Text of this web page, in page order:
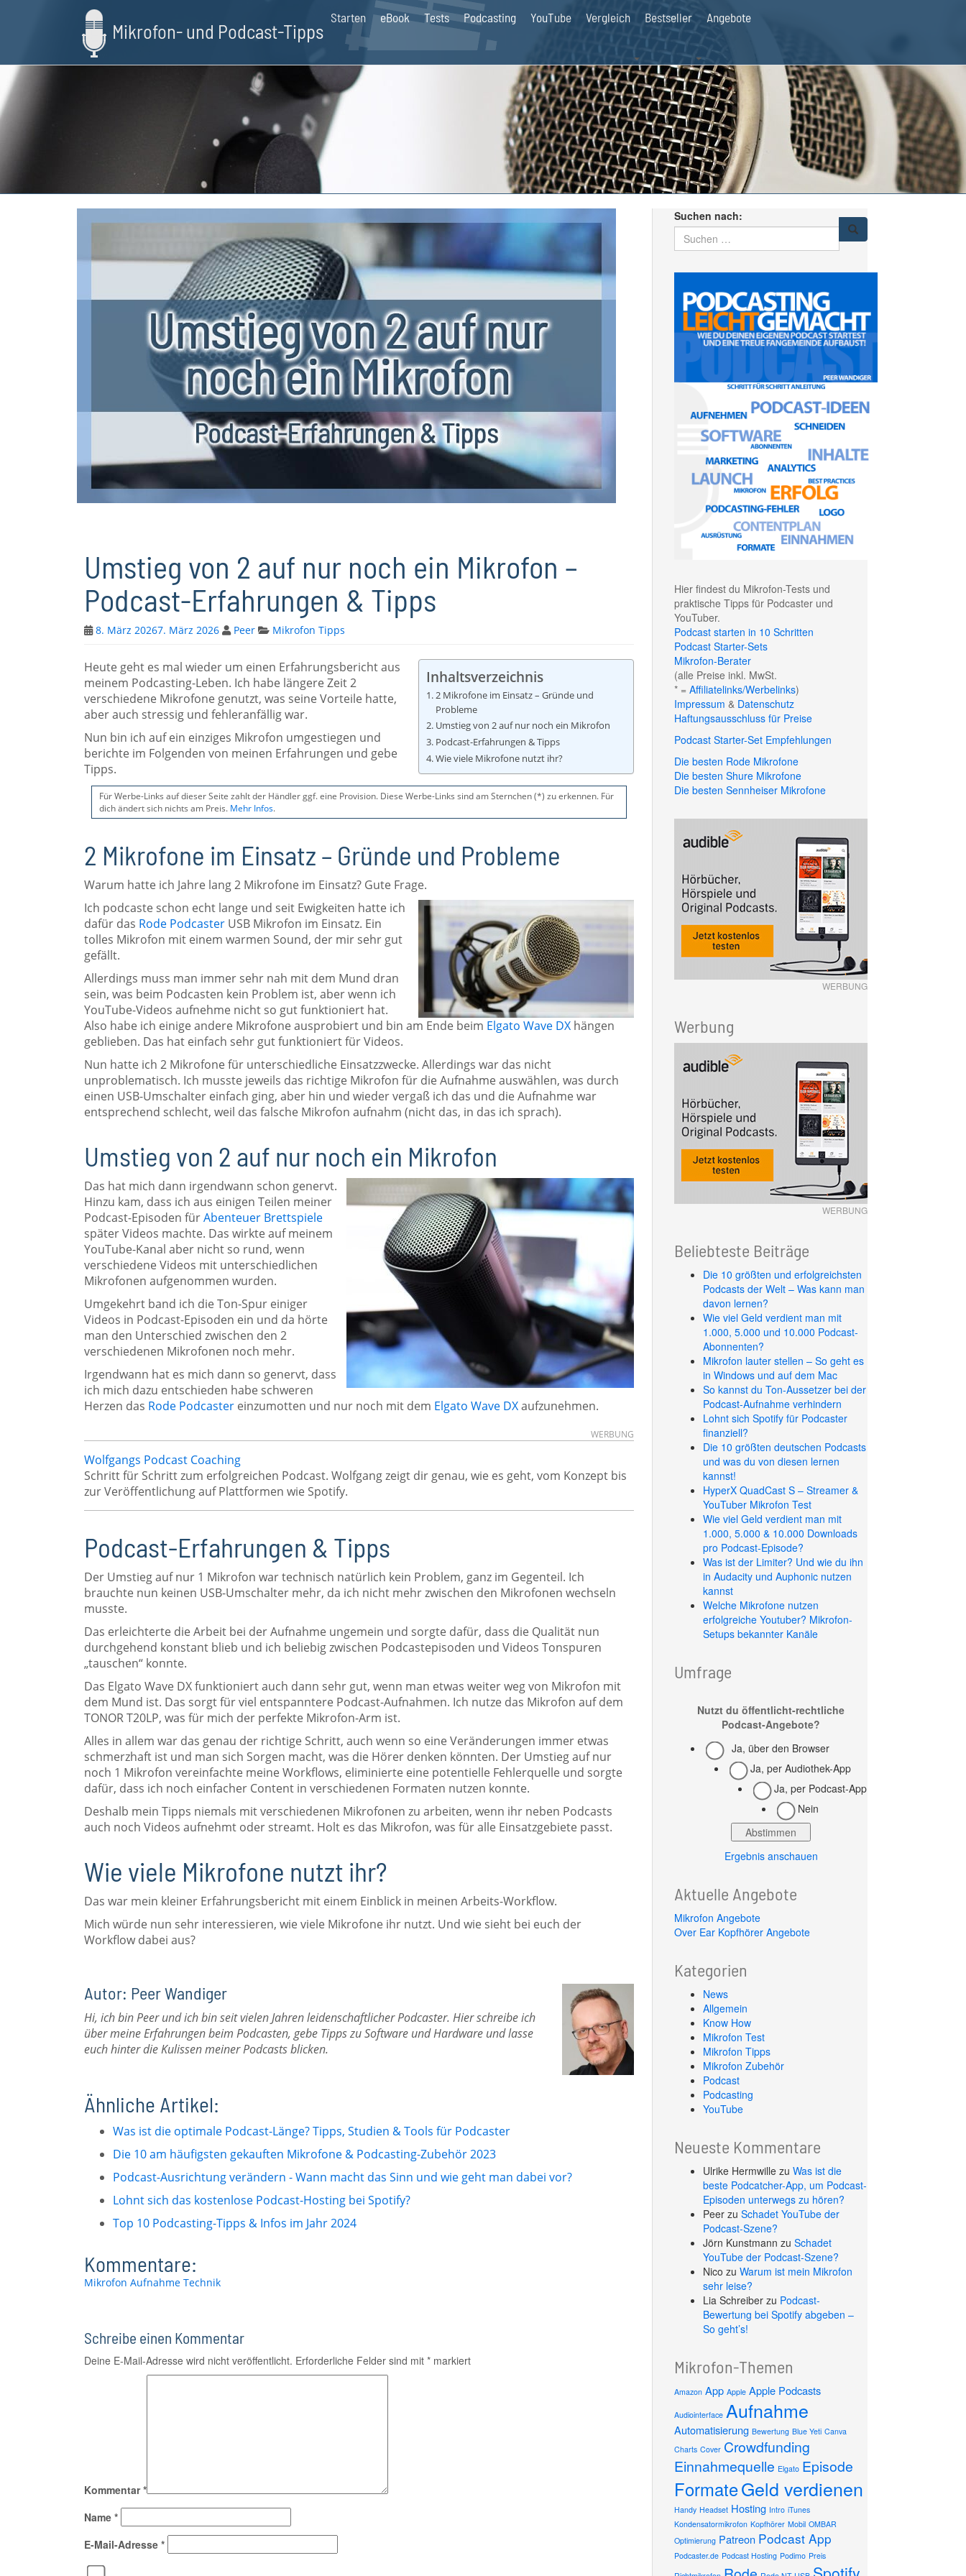
Mikrofon- und Podcast-Tipps
Starten eBook Tests Podcasting YouTube Vergleich Bestseller Angebote
Umstieg von 2 auf nur noch ein Mikrofon –
Podcast-Erfahrungen & Tipps
8. März 20267. März 2026 Peer Mikrofon Tipps
Inhaltsverzeichnis
2 Mikrofone im Einsatz – Gründe und
Probleme
Umstieg von 2 auf nur noch ein Mikrofon
Podcast-Erfahrungen & Tipps
Wie viele Mikrofone nutzt ihr?
Heute geht es mal wieder um einen Erfahrungsbericht aus
meinem Podcasting-Leben. Ich habe längere Zeit 2
verschiedene Mikrofone genutzt, was seine Vorteile hatte,
aber auch stressig und fehleranfällig war.
Nun bin ich auf ein einziges Mikrofon umgestiegen und
berichte im Folgenden von meinen Erfahrungen und gebe
Tipps.
Für Werbe-Links auf dieser Seite zahlt der Händler ggf. eine Provision. Diese Werbe-Links sind am Sternchen (*) zu erkennen. Für
dich ändert sich nichts am Preis. Mehr Infos.
2 Mikrofone im Einsatz – Gründe und Probleme
Warum hatte ich Jahre lang 2 Mikrofone im Einsatz? Gute Frage.
Ich podcaste schon echt lange und seit Ewigkeiten hatte ich
dafür das Rode Podcaster USB Mikrofon im Einsatz. Ein
tolles Mikrofon mit einem warmen Sound, der mir sehr gut
gefällt.
Allerdings muss man immer sehr nah mit dem Mund dran
sein, was beim Podcasten kein Problem ist, aber wenn ich
YouTube-Videos aufnehme nicht so gut funktioniert hat.
Also habe ich einige andere Mikrofone ausprobiert und bin am Ende beim Elgato Wave DX hängen
geblieben. Das hat einfach sehr gut funktioniert für Videos.
Nun hatte ich 2 Mikrofone für unterschiedliche Einsatzzwecke. Allerdings war das nicht
unproblematisch. Ich musste jeweils das richtige Mikrofon für die Aufnahme auswählen, was durch
einen USB-Umschalter einfach ging, aber hin und wieder vergaß ich das und die Aufnahme war
entsprechend schlecht, weil das falsche Mikrofon aufnahm (nicht das, in das ich sprach).
Umstieg von 2 auf nur noch ein Mikrofon
Das hat mich dann irgendwann schon genervt.
Hinzu kam, dass ich aus einigen Teilen meiner
Podcast-Episoden fürAbenteuer Brettspiele
später Videos machte. Das wirkte auf meinem
YouTube-Kanal aber nicht so rund, wenn
verschiedene Videos mit unterschiedlichen
Mikrofonen aufgenommen wurden.
Umgekehrt band ich die Ton-Spur einiger
Videos in Podcast-Episoden ein und da hörte
man den Unterschied zwischen den 2
verschiedenen Mikrofonen noch mehr.
Irgendwann hat es mich dann so genervt, dass
ich mich dazu entschieden habe schweren
Herzen das Rode Podcaster einzumotten und nur noch mit dem Elgato Wave DXaufzunehmen.
WERBUNG
Wolfgangs Podcast Coaching
Schritt für Schritt zum erfolgreichen Podcast. Wolfgang zeigt dir genau, wie es geht, vom Konzept bis
zur Veröffentlichung auf Plattformen wie Spotify.
Podcast-Erfahrungen & Tipps
Der Umstieg auf nur 1 Mikrofon war technisch natürlich kein Problem, ganz im Gegenteil. Ich
brauchte nun keinen USB-Umschalter mehr, da ich nicht mehr zwischen den Mikrofonen wechseln
musste.
Das erleichterte die Arbeit bei der Aufnahme ungemein und sorgte dafür, dass die Qualität nun
durchgehend konstant blieb und ich beliebig zwischen Podcastepisoden und Videos Tonspuren
„tauschen“ konnte.
Das Elgato Wave DX funktioniert auch dann sehr gut, wenn man etwas weiter weg von Mikrofon mit
dem Mund ist. Das sorgt für viel entspanntere Podcast-Aufnahmen. Ich nutze das Mikrofon auf dem
TONOR T20LP, was für mich der perfekte Mikrofon-Arm ist.
Alles in allem war das genau der richtige Schritt, auch wenn so eine Veränderungen immer etwas
schmerzhaft ist und man sich Sorgen macht, was die Hörer denken könnten. Der Umstieg auf nur
noch 1 Mikrofon vereinfachte meine Workflows, eliminierte eine potentielle Fehlerquelle und sorgte
dafür, dass ich noch einfacher Content in verschiedenen Formaten nutzen konnte.
Deshalb mein Tipps niemals mit verschiedenen Mikrofonen zu arbeiten, wenn ihr neben Podcasts
auch noch Videos aufnehmt oder streamt. Holt es das Mikrofon, was für alle Einsatzgebiete passt.
Wie viele Mikrofone nutzt ihr?
Das war mein kleiner Erfahrungsbericht mit einem Einblick in meinen Arbeits-Workflow.
Mich würde nun sehr interessieren, wie viele Mikrofone ihr nutzt. Und wie sieht bei euch der
Workflow dabei aus?
Autor: Peer Wandiger
Hi, ich bin Peer und ich bin seit vielen Jahren leidenschaftlicher Podcaster. Hier schreibe ich
über meine Erfahrungen beim Podcasten, gebe Tipps zu Software und Hardware und lasse
euch hinter die Kulissen meiner Podcasts blicken.
Ähnliche Artikel:
Was ist die optimale Podcast-Länge? Tipps, Studien & Tools für Podcaster
Die 10 am häufigsten gekauften Mikrofone & Podcasting-Zubehör 2023
Podcast-Ausrichtung verändern - Wann macht das Sinn und wie geht man dabei vor?
Lohnt sich das kostenlose Podcast-Hosting bei Spotify?
Top 10 Podcasting-Tipps & Infos im Jahr 2024
Kommentare:
Mikrofon Aufnahme Technik
Schreibe einen Kommentar
Deine E-Mail-Adresse wird nicht veröffentlicht. Erforderliche Felder sind mit * markiert
Kommentar*
Name *
E-Mail-Adresse *
Suchen nach:
Hier findest du Mikrofon-Tests und
praktische Tipps für Podcaster und
YouTuber.
Podcast starten in 10 Schritten
Podcast Starter-Sets
Mikrofon-Berater
(alle Preise inkl. MwSt.
* = Affiliatelinks/Werbelinks)
Impressum & Datenschutz
Haftungsausschluss für Preise
Podcast Starter-Set Empfehlungen
Die besten Rode Mikrofone
Die besten Shure Mikrofone
Die besten Sennheiser Mikrofone
WERBUNG
Werbung
WERBUNG
Beliebteste Beiträge
Die 10 größten und erfolgreichsten
Podcasts der Welt – Was kann man
davon lernen?
Wie viel Geld verdient man mit
1.000, 5.000 und 10.000 Podcast-
Abonnenten?
Mikrofon lauter stellen – So geht es
in Windows und auf dem Mac
So kannst du Ton-Aussetzer bei der
Podcast-Aufnahme verhindern
Lohnt sich Spotify für Podcaster
finanziell?
Die 10 größten deutschen Podcasts
und was du von diesen lernen
kannst!
HyperX QuadCast S – Streamer &
YouTuber Mikrofon Test
Wie viel Geld verdient man mit
1.000, 5.000 & 10.000 Downloads
pro Podcast-Episode?
Was ist der Limiter? Und wie du ihn
in Audacity und Auphonic nutzen
kannst
Welche Mikrofone nutzen
erfolgreiche Youtuber? Mikrofon-
Setups bekannter Kanäle
Umfrage
Nutzt du öffentlicht-rechtliche
Podcast-Angebote?
Ja, über den Browser
Ja, per Audiothek-App
Ja, per Podcast-App
Nein
Ergebnis anschauen
Aktuelle Angebote
Mikrofon Angebote
Over Ear Kopfhörer Angebote
Kategorien
News
Allgemein
Know How
Mikrofon Test
Mikrofon Tipps
Mikrofon Zubehör
Podcast
Podcasting
YouTube
Neueste Kommentare
Ulrike Hermwille zu Was ist die
beste Podcatcher-App, um Podcast-
Episoden unterwegs zu hören?
Peer zu Schadet YouTube der
Podcast-Szene?
Jörn Kunstmann zu Schadet
YouTube der Podcast-Szene?
Nico zu Warum ist mein Mikrofon
sehr leise?
Lia Schreiber zu Podcast-
Bewertung bei Spotify abgeben –
So geht’s!
Mikrofon-Themen
Amazon App Apple Apple Podcasts
Audiointerface Aufnahme
Automatisierung Bewertung Blue Yeti Canva
Charts Cover Crowdfunding
Einnahmequelle Elgato Episode
FormateGeld verdienen
Handy Headset Hosting Intro iTunes
Kondensatormikrofon Kopfhörer Mobil OMBAR
Optimierung Patreon Podcast App
Podcaster.de Podcast Hosting Podimo Preis